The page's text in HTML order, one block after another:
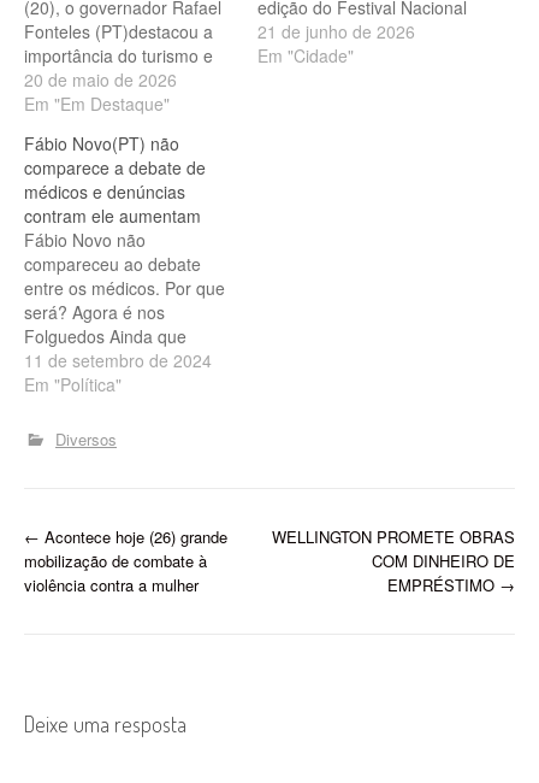
(20), o governador Rafael
Fonteles (PT)destacou a
importância do turismo e
da economia criativa para
o desenvolvimento do
sobre os investimentos em
eventos culturais e
festividades juninas no
Piauí. Rafael Fonteles
afirma que Encontro
Nacional de Folguedos
2026 será “o melhor e…
20 de maio de 2026
Em "Em Destaque"
edição do Festival Nacional
de Folguedos, reafirmando
sua força como um dos
21 de junho de 2026
Em "Cidade"
Fábio Novo(PT) não
comparece a debate de
médicos e denúncias
contram ele aumentam
Fábio Novo não
compareceu ao debate
entre os médicos. Por que
será? Agora é nos
Folguedos Ainda que
tendo o governo para
silenciar a grande maioria
portais e rádios), o
expostas com os
escândalos…
11 de setembro de 2024
Em "Política"
Diversos
P
o
n
← Acontece hoje (26) grande
mobilização de combate à
violência contra a mulher
WELLINGTON PROMETE OBRAS
COM DINHEIRO DE
EMPRÉSTIMO →
Deixe uma resposta